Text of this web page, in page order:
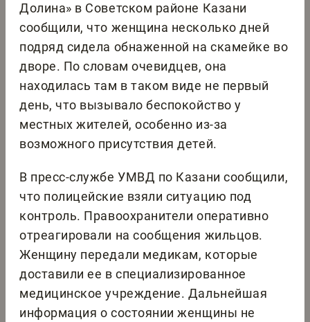
Долина» в Советском районе Казани
сообщили, что женщина несколько дней
подряд сидела обнаженной на скамейке во
дворе. По словам очевидцев, она
находилась там в таком виде не первый
день, что вызывало беспокойство у
местных жителей, особенно из-за
возможного присутствия детей.
В пресс-службе УМВД по Казани сообщили,
что полицейские взяли ситуацию под
контроль. Правоохранители оперативно
отреагировали на сообщения жильцов.
Женщину передали медикам, которые
доставили ее в специализированное
медицинское учреждение. Дальнейшая
информация о состоянии женщины не